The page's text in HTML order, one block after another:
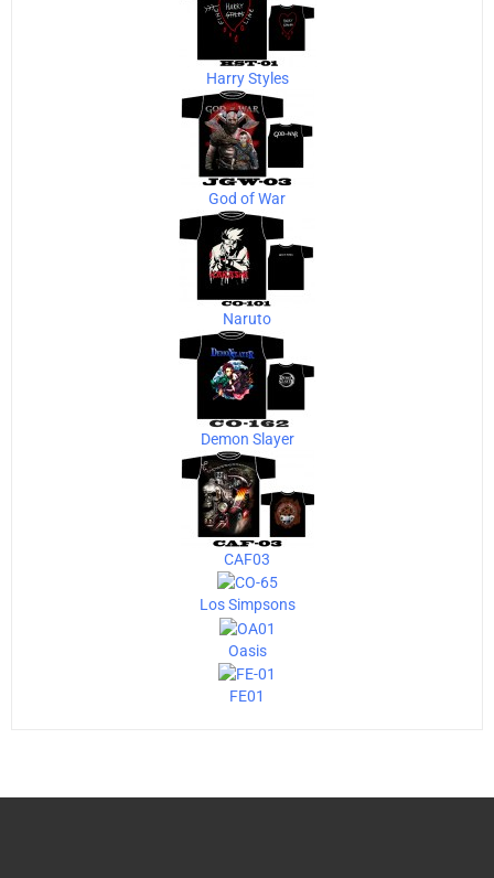
Harry Styles
God of War
Naruto
Demon Slayer
CAF03
Los Simpsons
Oasis
FE01